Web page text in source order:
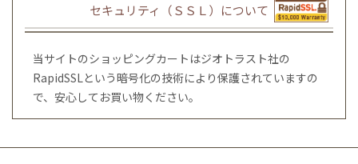
セキュリティ（ＳＳＬ）について
当サイトのショッピングカートはジオトラスト社の
RapidSSLという暗号化の技術により保護されていますの
で、安心してお買い物ください。